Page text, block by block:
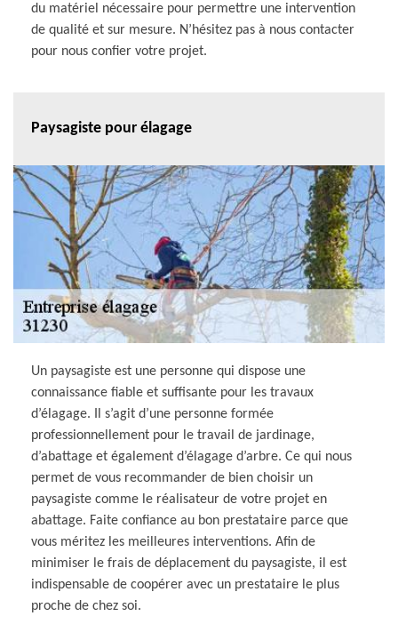
du matériel nécessaire pour permettre une intervention
de qualité et sur mesure. N’hésitez pas à nous contacter
pour nous confier votre projet.
Paysagiste pour élagage
Un paysagiste est une personne qui dispose une
connaissance fiable et suffisante pour les travaux
d’élagage. Il s’agit d’une personne formée
professionnellement pour le travail de jardinage,
d’abattage et également d’élagage d’arbre. Ce qui nous
permet de vous recommander de bien choisir un
paysagiste comme le réalisateur de votre projet en
abattage. Faite confiance au bon prestataire parce que
vous méritez les meilleures interventions. Afin de
minimiser le frais de déplacement du paysagiste, il est
indispensable de coopérer avec un prestataire le plus
proche de chez soi.